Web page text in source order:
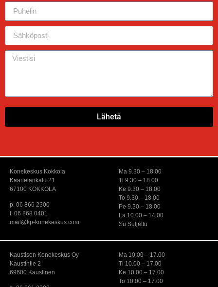
Lähetä
Konekeskus Kokkola
Kaarlelankatu 21
67100 KOKKOLA
p. 06 866 2300
f. 06 868 0401
mail@kp-konekeskus.com
Ma 9.30 – 18.00
Ti 9.30 – 18.00
Ke 9.30 – 18.00
To 9.30 – 18.00
Pe 9.30 – 18.00
La 10.00 – 14.00
Su Suljettu
Kaustisen Konekeskus Oy
Kaustintie 2
69600 Kaustinen
Ma 10.00 – 17.00
Ti 10.00 – 17.00
Ke 10.00 – 17.00
To 10.00 – 17.00